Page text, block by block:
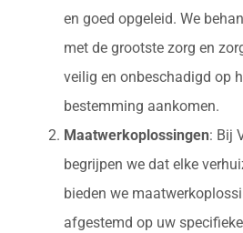
en goed opgeleid. We
met de grootste zorg en
veilig en onbeschadigd op
bestemming aankomen.
Maatwerkoplossingen: Bij
begrijpen we dat elke
bieden we
afgestemd op uw